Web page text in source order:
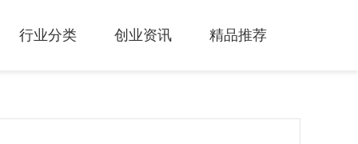
行业分类 创业资讯 精品推荐